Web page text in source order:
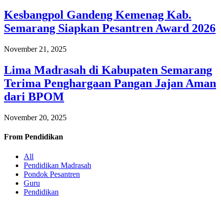
Kesbangpol Gandeng Kemenag Kab.
Semarang Siapkan Pesantren Award 2026
November 21, 2025
Lima Madrasah di Kabupaten Semarang
Terima Penghargaan Pangan Jajan Aman
dari BPOM
November 20, 2025
From Pendidikan
All
Pendidikan Madrasah
Pondok Pesantren
Guru
Pendidikan